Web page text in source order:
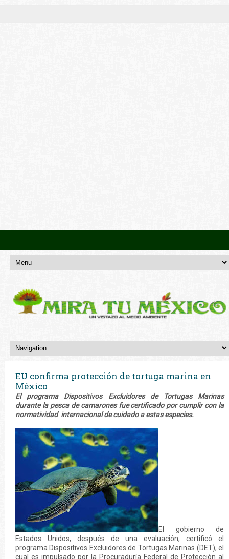
EU confirma protección de tortuga marina en
México
El programa Dispositivos Excluidores de Tortugas Marinas
durante la pesca de camarones fue certificado por cumplir con la
normatividad internacional de cuidado a estas especies.
El gobierno de
Estados Unidos, después de una evaluación, certificó el
programa Dispositivos Excluidores de Tortugas Marinas (DET), el
cual es impulsado por la Procuraduría Federal de Protección al